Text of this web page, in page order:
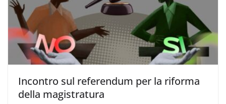
Incontro sul referendum per la riforma
della magistratura